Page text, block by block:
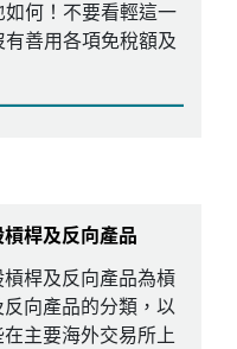
何！不要看輕這一
善用各項免稅額及
槓桿及反向產品
槓桿及反向產品為槓
反向產品的分類，以
在主要海外交易所上